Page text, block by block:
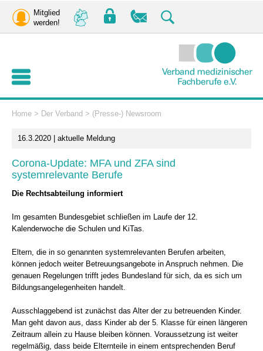
Mitglied
werden!
Home > Der Verband > (Presse-) Newsroom
16.3.2020 | aktuelle Meldung
Corona-Update: MFA und ZFA sind
systemrelevante Berufe
Die Rechtsabteilung informiert
Im gesamten Bundesgebiet schließen im Laufe der 12.
Kalenderwoche die Schulen und KiTas.
Eltern, die in so genannten systemrelevanten Berufen arbeiten,
können jedoch weiter Betreuungsangebote in Anspruch nehmen. Die
genauen Regelungen trifft jedes Bundesland für sich, da es sich um
Bildungsangelegenheiten handelt.
Ausschlaggebend ist zunächst das Alter der zu betreuenden Kinder.
Man geht davon aus, dass Kinder ab der 5. Klasse für einen längeren
Zeitraum allein zu Hause bleiben können. Voraussetzung ist weiter
regelmäßig, dass beide Elternteile in einem entsprechenden Beruf